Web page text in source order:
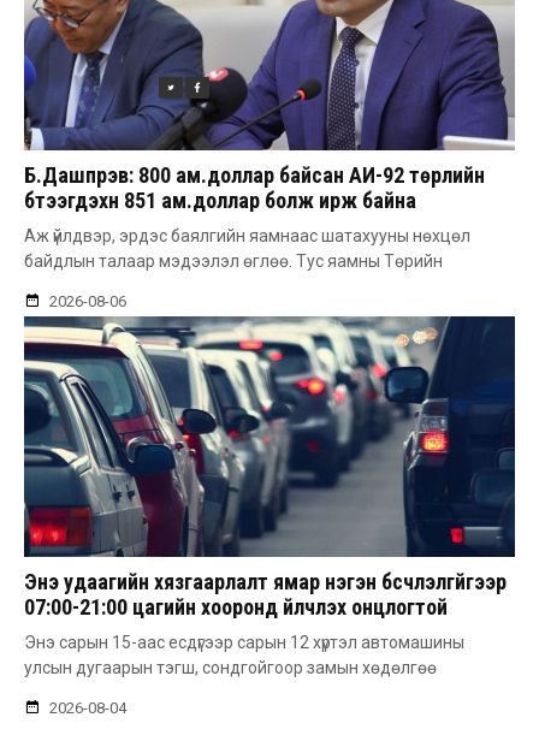
Б.Дашпүрэв: 800 ам.доллар байсан АИ-92 төрлийн
бүтээгдэхүүн 851 ам.доллар болж ирж байна
Аж үйлдвэр, эрдэс баялгийн яамнаас шатахууны нөхцөл
байдлын талаар мэдээлэл өглөө. Тус яамны Төрийн
2026-08-06
Энэ удаагийн хязгаарлалт ямар нэгэн бүсчлэлгүйгээр
07:00-21:00 цагийн хооронд үйлчлэх онцлогтой
Энэ сарын 15-аас есдүгээр сарын 12 хүртэл автомашины
улсын дугаарын тэгш, сондгойгоор замын хөдөлгөө
2026-08-04